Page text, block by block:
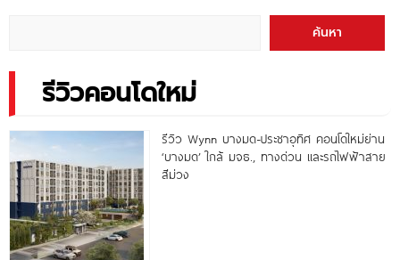
ค้นหา
รีวิวคอนโดใหม่
รีวิว Wynn บางมด-ประชาอุทิศ คอนโดใหม่ย่าน
‘บางมด’ ใกล้ มจธ., ทางด่วน และรถไฟฟ้าสาย
สีม่วง